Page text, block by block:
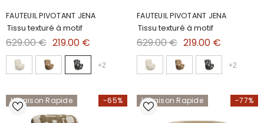
FAUTEUIL PIVOTANT JENA
Tissu texturé à motif
629.00 € 219.00 €
+2
FAUTEUIL PIVOTANT JENA
Tissu texturé à motif
629.00 € 219.00 €
+2
-65%
Livraison Rapide -77%
Livraison Rapide